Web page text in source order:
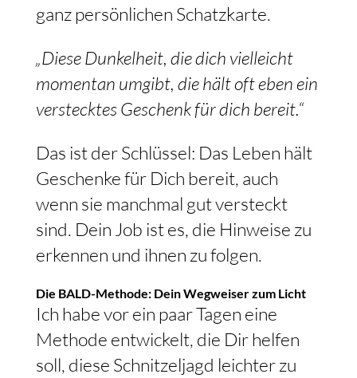
ganz persönlichen Schatzkarte.
„Diese Dunkelheit, die dich vielleicht
momentan umgibt, die hält oft eben ein
verstecktes Geschenk für dich bereit.“
Das ist der Schlüssel: Das Leben hält
Geschenke für Dich bereit, auch
wenn sie manchmal gut versteckt
sind. Dein Job ist es, die Hinweise zu
erkennen und ihnen zu folgen.
Die BALD-Methode: Dein Wegweiser zum Licht
Ich habe vor ein paar Tagen eine
Methode entwickelt, die Dir helfen
soll, diese Schnitzeljagd leichter zu